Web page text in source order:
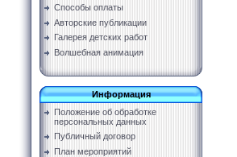
Способы оплаты
Авторские публикации
Галерея детских работ
Волшебная анимация
Информация
Положение об обработке
персональных данных
Публичный договор
План мероприятий